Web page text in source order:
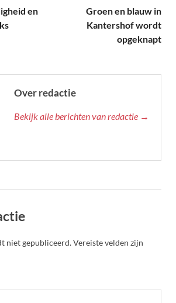
en
Groen en blauw in
Kantershof wordt
opgeknapt
Over redactie
Bekijk alle berichten van redactie →
niet gepubliceerd.Vereiste velden zijn